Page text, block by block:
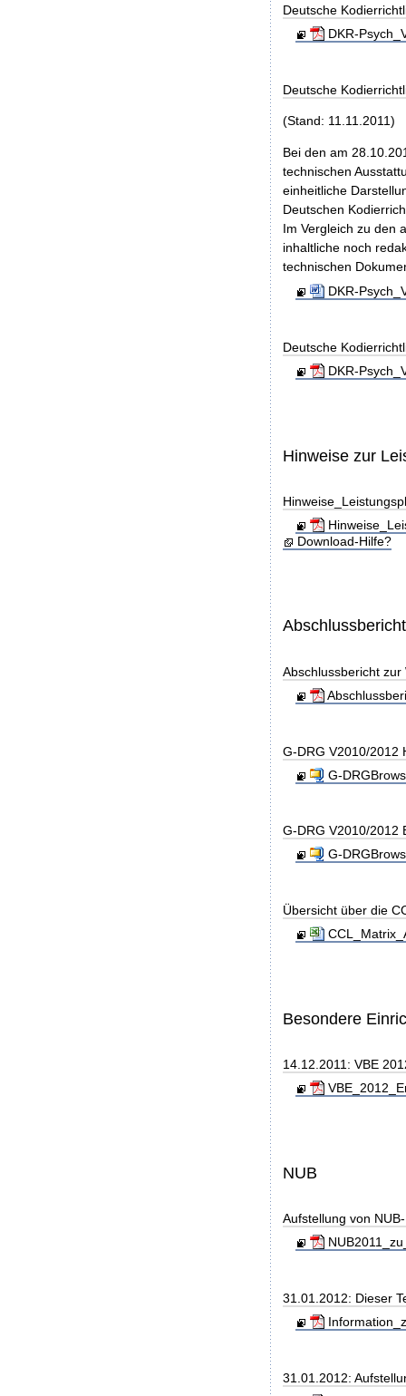
Deutsche
DKR-
Deutsche
(Stand: 11.11.2011)
Bei den am
technischen
einheitliche
Deutschen
Im Vergleich zu den
inhaltliche noch
technischen
DKR-
Deutsche
DKR-
Hinweise zur
Download-Hilfe?
Abschlussbericht
G-DRG V2010/2012
G-
G-DRG V2010/2012
G-
Übersicht über die
Besondere
14.12.2011: VBE
NUB
Aufstellung von
31.01.2012: Dieser
31.01.2012: